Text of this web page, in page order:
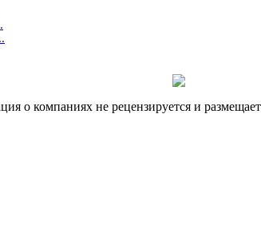
компаниях не рецензируется и